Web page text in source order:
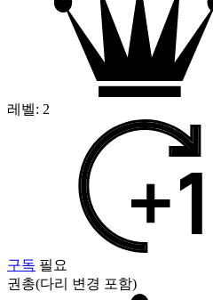
레벨: 2
구독 필요
권총(다리 변경 포함)